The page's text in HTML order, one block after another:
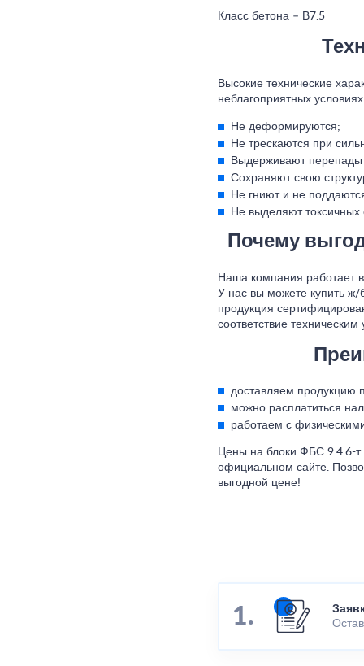
Класс бетона – В7.5
Высокие технические
неблагоприятных
Не деформируются;
Не трескаются при
Выдерживают
Сохраняют свою
Не гниют и не
Не выделяют токсичных
Почему
Наша компания работает
У нас вы можете купить
продукция
соответствие
доставляем продукцию
можно расплатиться
работаем с
Цены на блоки ФБС 9.4.6-
официальном сайте.
выгодной цене!